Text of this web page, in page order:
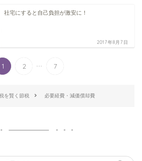
社宅にすると自己負担が激安に！
2017年8月7日
1 2 ... 7
を賢く節税 必要経費・減価償却費